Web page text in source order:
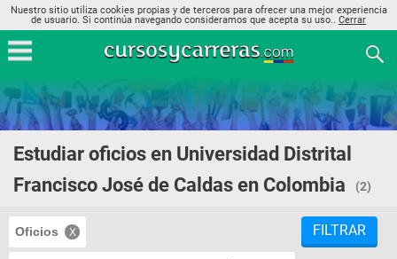
Nuestro sitio utiliza cookies propias y de terceros para ofrecer una mejor experiencia
de usuario. Si continúa navegando consideramos que acepta su uso.. Cerrar
Estudiar oficios en Universidad Distrital
Francisco José de Caldas en Colombia
(2)
Oficios FILTRAR